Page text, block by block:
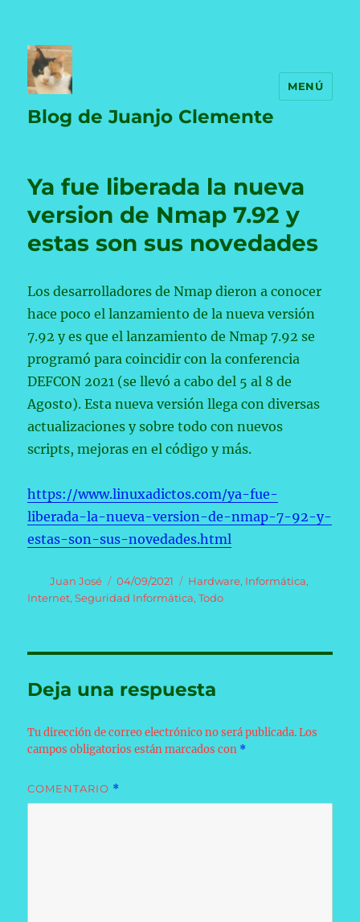
Blog de Juanjo Clemente
MENÚ
Ya fue liberada la nueva
version de Nmap 7.92 y
estas son sus novedades
Los desarrolladores de Nmap dieron a conocer
hace poco el lanzamiento de la nueva versión
7.92 y es que el lanzamiento de Nmap 7.92 se
programó para coincidir con la conferencia
DEFCON 2021 (se llevó a cabo del 5 al 8 de
Agosto). Esta nueva versión llega con diversas
actualizaciones y sobre todo con nuevos
scripts, mejoras en el código y más.
https://www.linuxadictos.com/ya-fue-
liberada-la-nueva-version-de-nmap-7-92-y-
estas-son-sus-novedades.html
Autor
Juan José
Publicado
el
04/09/2021 Categorías
Hardware, Informática,
Internet,Seguridad Informática,Todo
Deja una respuesta
Tu dirección de correo electrónico no será publicada. Los
campos obligatorios están marcados con *
COMENTARIO *